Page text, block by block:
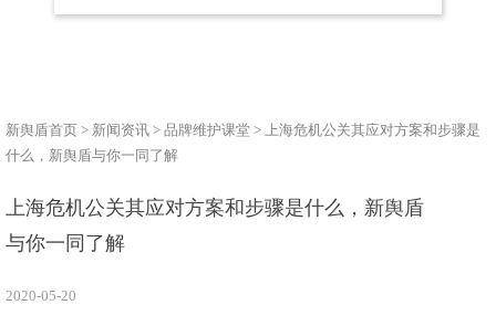
新舆盾首页 > 新闻资讯 > 品牌维护课堂 > 上海危机公关其应对方案和步骤是
什么，新舆盾与你一同了解
上海危机公关其应对方案和步骤是什么，新舆盾
与你一同了解
2020-05-20